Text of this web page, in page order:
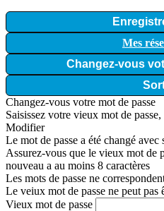
Mes
Changez-vous
Changez-vous votre mot de passe
Saisissez votre vieux mot de
Modifier
Le mot de passe a été changé avec
Assurez-vous que le vieux mot de
nouveau a au moins 8 caractères
Les mots de passe ne
Le veiux mot de passe ne peut pas
Vieux mot de passe